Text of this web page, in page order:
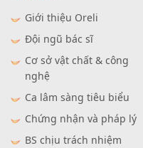
Giới thiệu Oreli
Đội ngũ bác sĩ
Cơ sở vật chất & công
nghệ
Ca lâm sàng tiêu biểu
Chứng nhận và pháp lý
BS chịu trách nhiệm